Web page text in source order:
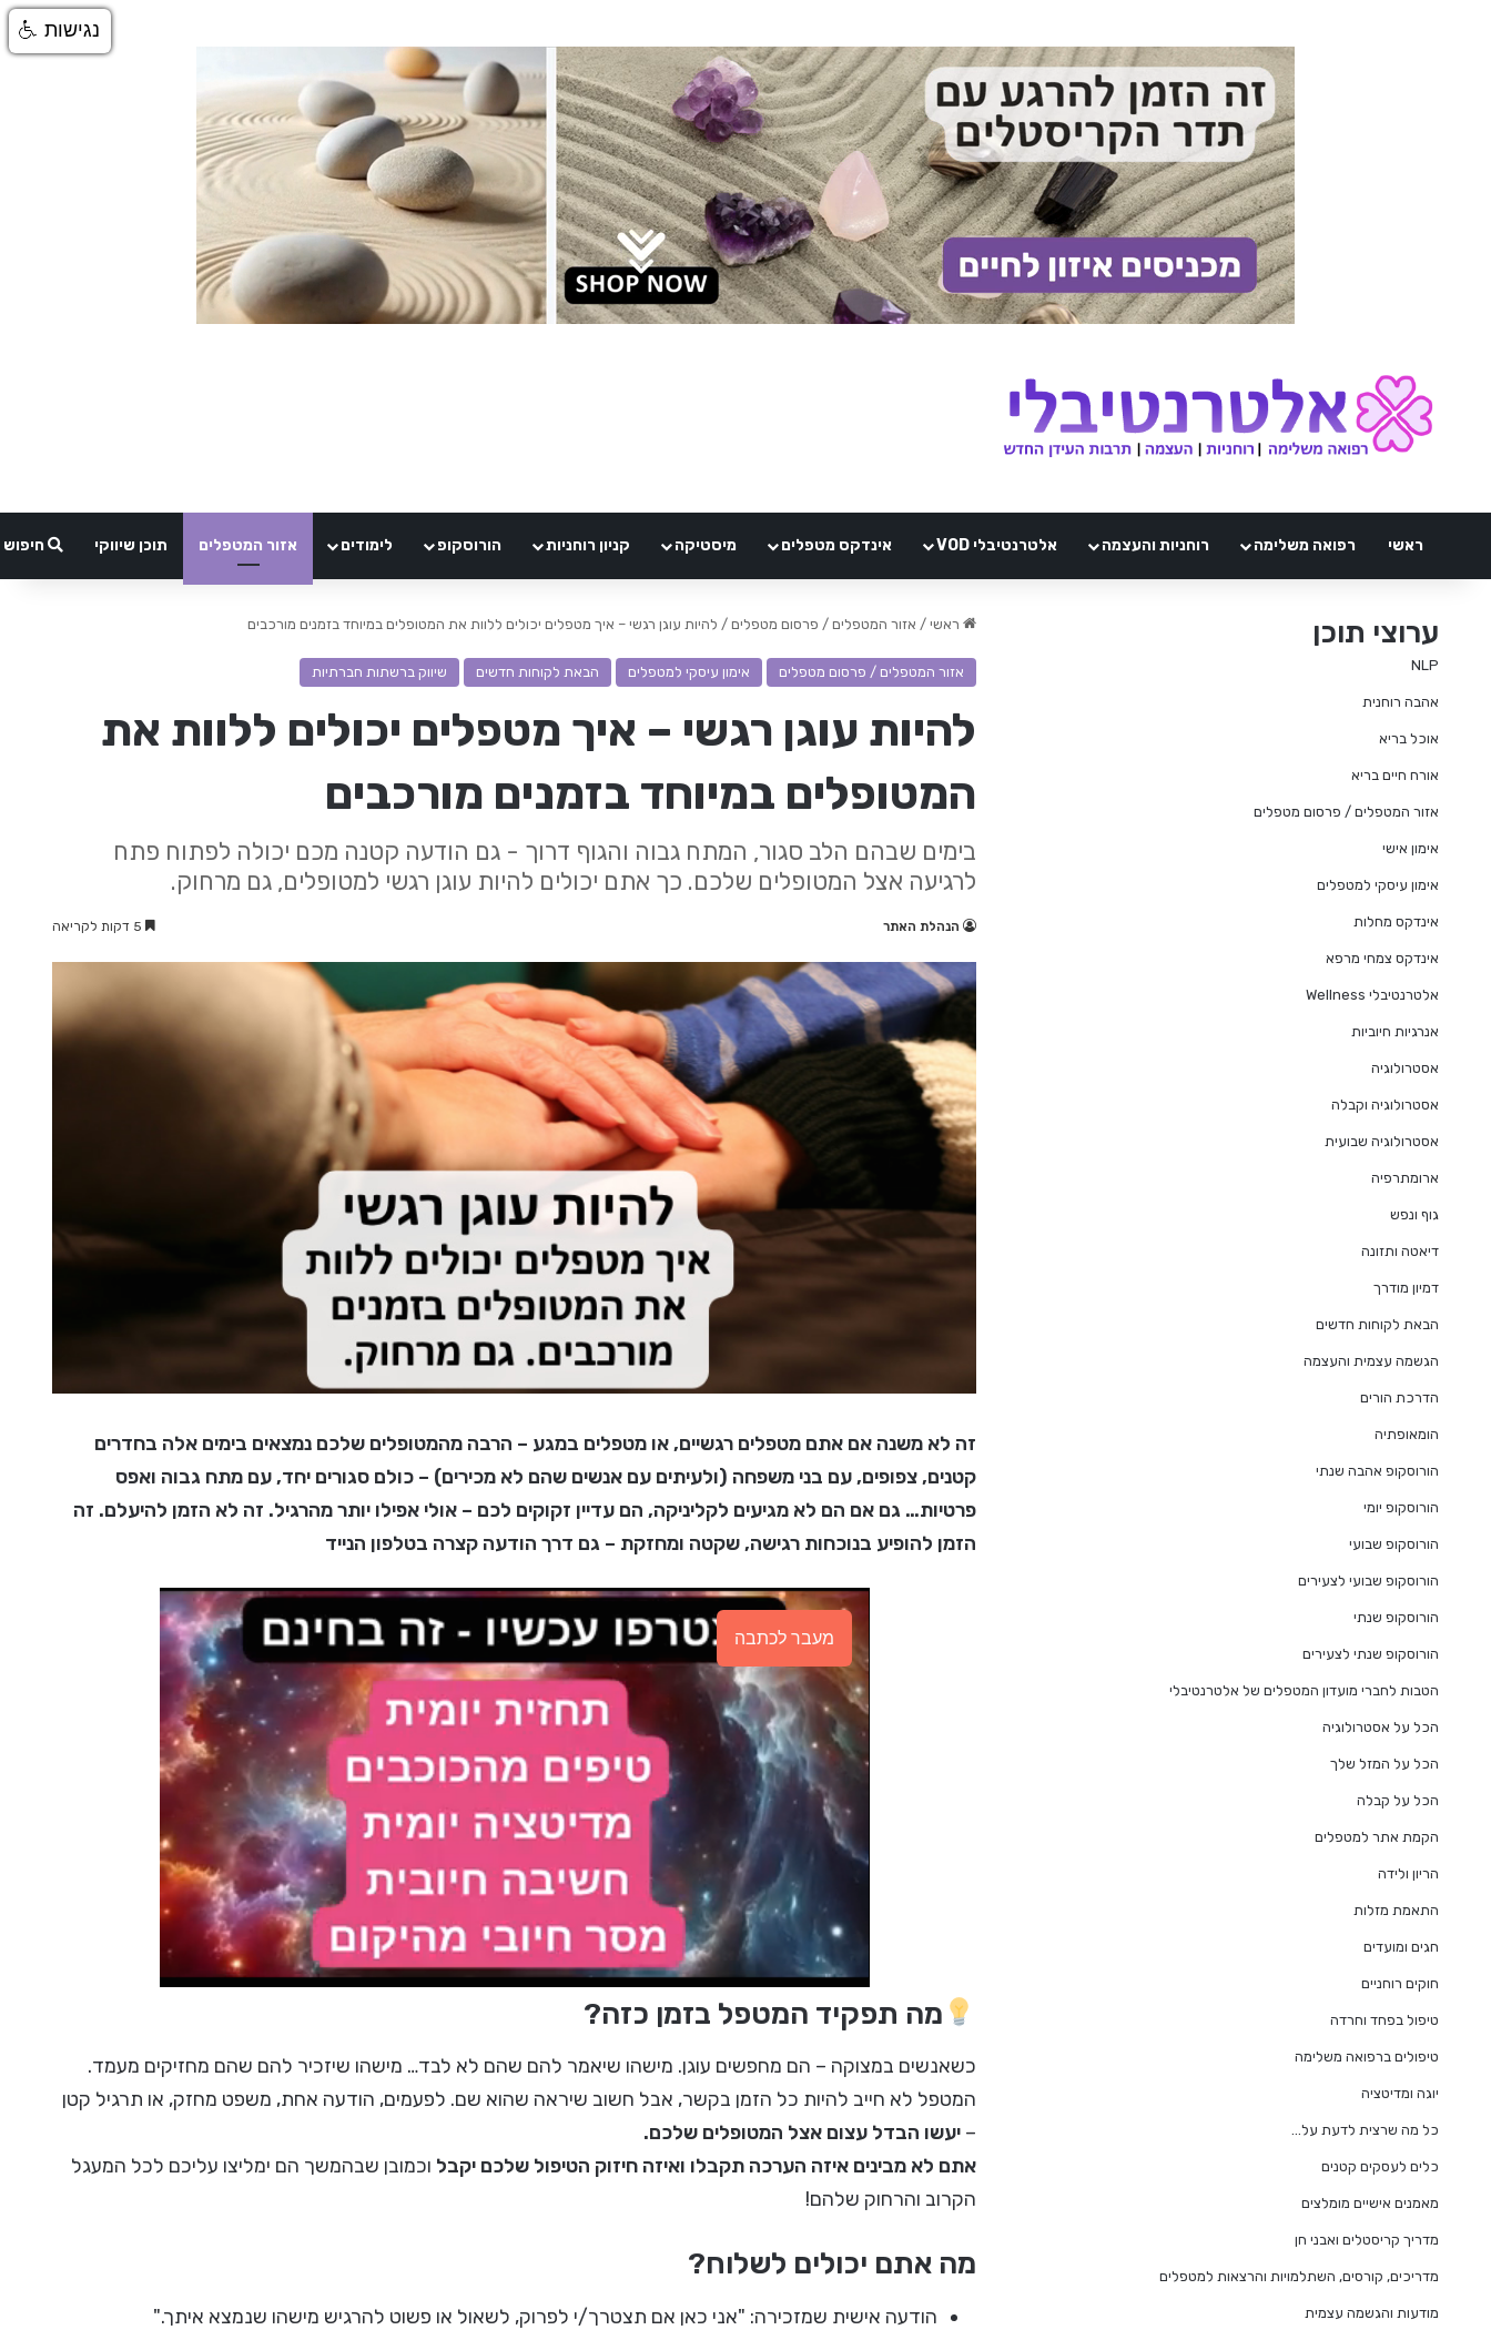
ראשי רפואה משלימה רוחניות והעצמה אלטרנטיבלי VOD אינדקס מטפלים מיסטיקה קניון רוחניות הורוסקופ לימודים אזור המטפלים תוכן שיווקי חיפוש
ראשי / אזור המטפלים / פרסום מטפלים / להיות עוגן רגשי – איך מטפלים יכולים ללוות את המטופלים במיוחד בזמנים מורכבים
אזור המטפלים / פרסום מטפלים אימון עיסקי למטפלים הבאת לקוחות חדשים שיווק ברשתות חברתיות
להיות עוגן רגשי – איך מטפלים יכולים ללוות את
המטופלים במיוחד בזמנים מורכבים
בימים שבהם הלב סגור, המתח גבוה והגוף דרוך - גם הודעה קטנה מכם יכולה לפתוח פתח
לרגיעה אצל המטופלים שלכם. כך אתם יכולים להיות עוגן רגשי למטופלים, גם מרחוק.
הנהלת האתר
זה לא משנה אם אתם מטפלים רגשיים, או מטפלים במגע – הרבה מהמטופלים שלכם נמצאים בימים אלה בחדרים
קטנים, צפופים, עם בני משפחה (ולעיתים עם אנשים שהם לא מכירים) – כולם סגורים יחד, עם מתח גבוה ואפס
פרטיות… גם אם הם לא מגיעים לקליניקה, הם עדיין זקוקים לכם – אולי אפילו יותר מהרגיל. זה לא הזמן להיעלם. זה
הזמן להופיע בנוכחות רגישה, שקטה ומחזקת – גם דרך הודעה קצרה בטלפון הנייד
מעבר לכתבה
מה תפקיד המטפל בזמן כזה?
כשאנשים במצוקה – הם מחפשים עוגן. מישהו שיאמר להם שהם לא לבד… מישהו שיזכיר להם שהם מחזיקים מעמד.
המטפל לא חייב להיות כל הזמן בקשר, אבל חשוב שיראה שהוא שם. לפעמים, הודעה אחת, משפט מחזק, או תרגיל קטן
– יעשו הבדל עצום אצל המטופלים שלכם.
אתם לא מבינים איזה הערכה תקבלו ואיזה חיזוק הטיפול שלכם יקבל וכמובן שבהמשך הם ימליצו עליכם לכל המעגל
הקרוב והרחוק שלהם!
מה אתם יכולים לשלוח?
הודעה אישית שמזכירה: "אני כאן אם תצטרך/י לפרוק, לשאול או פשוט להרגיש מישהו שנמצא איתך."
ערוצי תוכן
NLP
אהבה רוחנית
אוכל בריא
אורח חיים בריא
אזור המטפלים / פרסום מטפלים
אימון אישי
אימון עיסקי למטפלים
אינדקס מחלות
אינדקס צמחי מרפא
אלטרנטיבלי Wellness
אנרגיות חיוביות
אסטרולוגיה
אסטרולוגיה וקבלה
אסטרולוגיה שבועית
ארומתרפיה
גוף ונפש
דיאטה ותזונה
דמיון מודרך
הבאת לקוחות חדשים
הגשמה עצמית והעצמה
הדרכת הורים
הומאופתיה
הורוסקופ אהבה שנתי
הורוסקופ יומי
הורוסקופ שבועי
הורוסקופ שבועי לצעירים
הורוסקופ שנתי
הורוסקופ שנתי לצעירים
הטבות לחברי מועדון המטפלים של אלטרנטיבלי
הכל על אסטרולוגיה
הכל על המזל שלך
הכל על קבלה
הקמת אתר למטפלים
הריון ולידה
התאמת מזלות
חגים ומועדים
חוקים רוחניים
טיפול בפחד וחרדה
טיפולים ברפואה משלימה
יוגה ומדיטציה
כל מה שרצית לדעת על…
כלים לעסקים קטנים
מאמנים אישיים מומלצים
מדריך קריסטלים ואבני חן
מדריכים, קורסים, השתלמויות והרצאות למטפלים
מודעות והגשמה עצמית
נגישות